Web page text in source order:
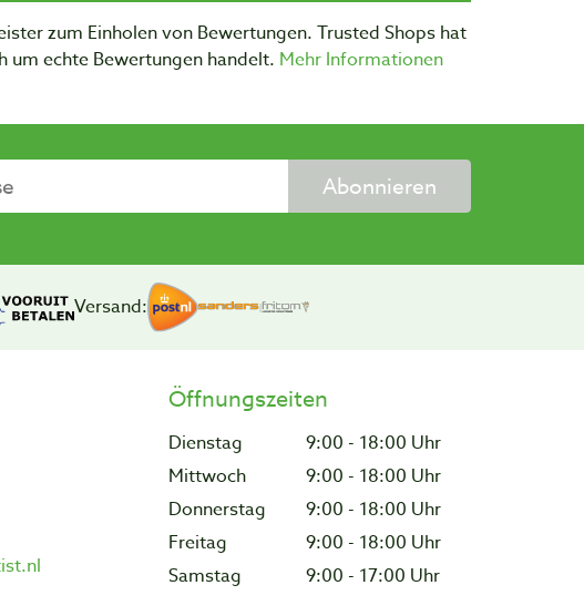
zum Einholen von Bewertungen. Trusted Shops hat
um echte Bewertungen handelt. Mehr Informationen
Abonnieren
Versand:
Öffnungszeiten
Dienstag
9:00 - 18:00 Uhr
Mittwoch
9:00 - 18:00 Uhr
Donnerstag
9:00 - 18:00 Uhr
Freitag
9:00 - 18:00 Uhr
Samstag
9:00 - 17:00 Uhr